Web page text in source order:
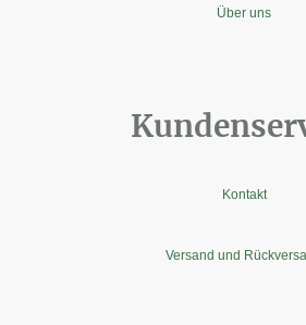
Über uns
Kontakt
Versand und